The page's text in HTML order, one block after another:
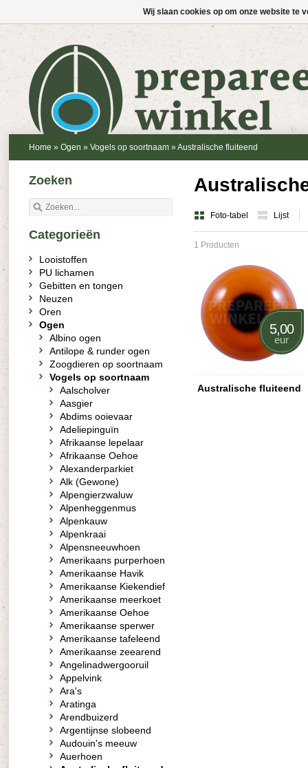
Home » Ogen » Vogels op soortnaam » Australische fluiteend
Foto-tabel Lijst
1 Producten
5,00
eur
Australische fluiteend
Zoeken
Categorieën
Looistoffen
PU lichamen
Gebitten en tongen
Neuzen
Oren
Ogen
Albino ogen
Antilope & runder ogen
Zoogdieren op soortnaam
Vogels op soortnaam
Aalscholver
Aasgier
Abdims ooievaar
Adeliepinguïn
Afrikaanse lepelaar
Afrikaanse Oehoe
Alexanderparkiet
Alk (Gewone)
Alpengierzwaluw
Alpenheggenmus
Alpenkauw
Alpenkraai
Alpensneeuwhoen
Amerikaans purperhoen
Amerikaanse Havik
Amerikaanse Kiekendief
Amerikaanse meerkoet
Amerikaanse Oehoe
Amerikaanse sperwer
Amerikaanse tafeleend
Amerikaanse zeearend
Angelinadwergooruil
Appelvink
Ara's
Aratinga
Arendbuizerd
Argentijnse slobeend
Audouin's meeuw
Auerhoen
Wij slaan cookies op om onze website te